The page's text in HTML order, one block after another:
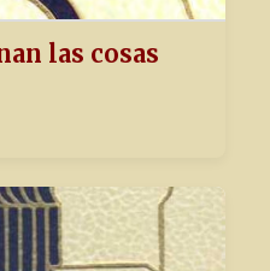
las cosas